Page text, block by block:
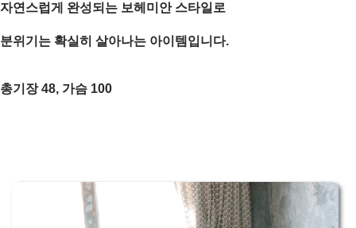
자연스럽게 완성되는 보헤미안 스타일 로
분위기는 확실히 살아나는 아이템입니다.
총기장 48, 가슴 100